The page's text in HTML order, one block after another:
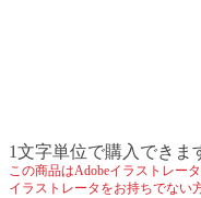
1文字単位で購入できま
この商品はAdobeイラストレー
イラストレータをお持ちでない